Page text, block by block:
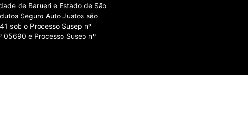
de Barueri e Estado de São
Seguro Auto Justos são
sob o Processo Susep nº
05690 e Processo Susep nº